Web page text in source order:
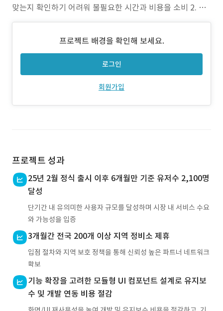
맞는지 확인하기 어려워 불필요한 시간과 비용을 소비 2. 정
비소 예약 시 직접 전화하거나 방문해야 하는 불편함 3. 공식
근성에서 한계 넘버플레이트 유저 전용 앱은 이러한 문제를
프로젝트 배경을 확인해 보세요.
로그인
회원가입
프로젝트 성과
25년 2월 정식 출시 이후 6개월만 기준 유저수 2,100명
달성
단기간 내 유의미한 사용자 규모를 달성하며 시장 내 서비스 수요
와 가능성을 입증
3개월간 전국 200개 이상 지역 정비소 제휴
입점 절차와 지역 보호 정책을 통해 신뢰성 높은 파트너 네트워크
확보
기능 확장을 고려한 모듈형 UI 컴포넌트 설계로 유지보
수 및 개발 연동 비용 절감